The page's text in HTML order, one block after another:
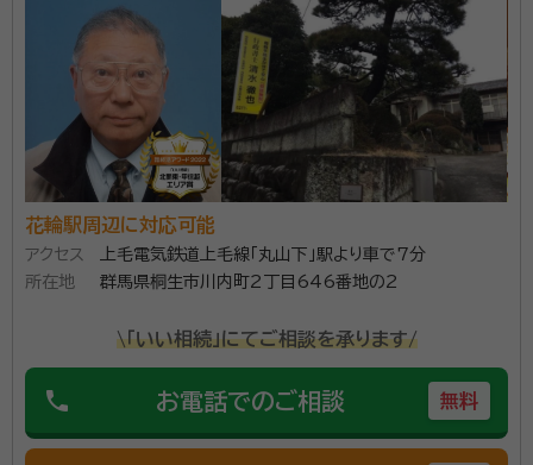
花輪駅周辺に対応可能
アクセス
上毛電気鉄道上毛線「丸山下」駅より車で7分
所在地
群馬県桐生市川内町2丁目646番地の2
\「いい相続」にてご相談を承ります/
phone お電話でのご相談 無料